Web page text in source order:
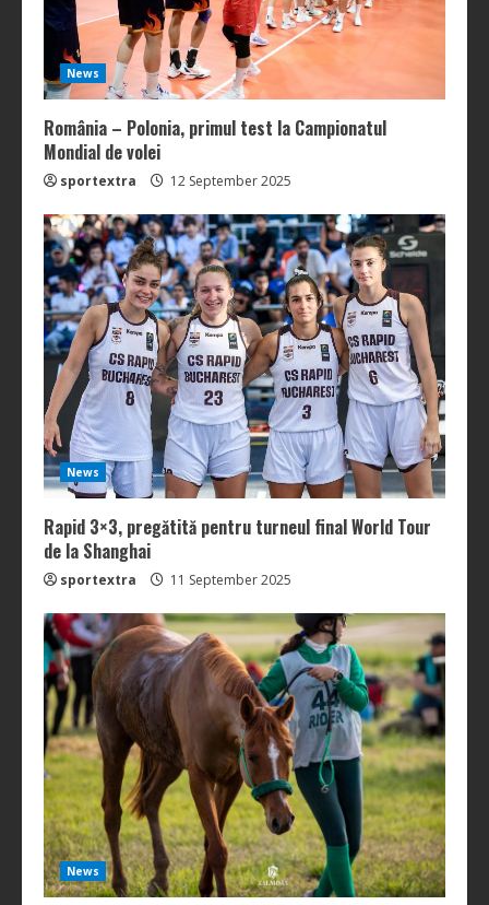
News
România – Polonia, primul test la Campionatul
Mondial de volei
sportextra 12 September 2025
News
Rapid 3×3, pregătită pentru turneul final World Tour
de la Shanghai
sportextra 11 September 2025
News